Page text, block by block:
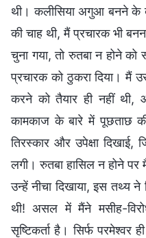
थी। कलीसिया अगुआ बनने के
की चाह थी, मैं प्रचारक भी
चुना गया, तो रुतबा न होने को
प्रचारक को ठुकरा दिया। मैं
करने को तैयार ही नहीं थी,
कामकाज के बारे में पूछताछ
तिरस्कार और उपेक्षा
लगी। रुतबा हासिल न होने
उन्हें नीचा दिखाया, इस तथ्य ने
थी! असल में मैंने मसीह-
सृष्टिकर्ता है। सिर्फ